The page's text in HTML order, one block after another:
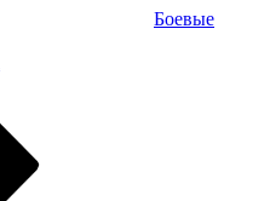
Боевые